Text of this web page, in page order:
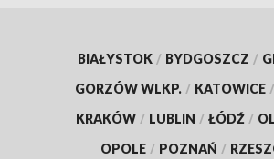
BIAŁYSTOK / BYDGOSZCZ /
GORZÓW WLKP. / KATOWICE /
KRAKÓW / LUBLIN / ŁÓDŹ /
OPOLE / POZNAŃ /